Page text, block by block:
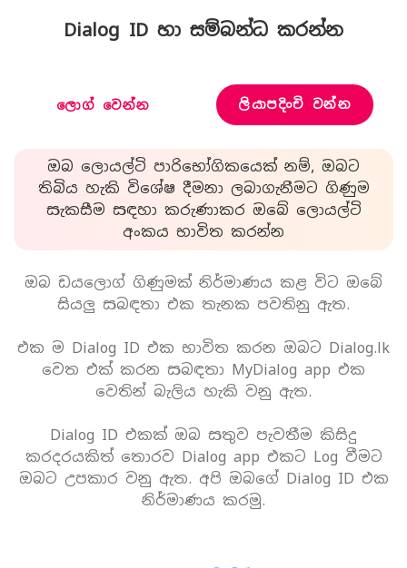
Dialog ID හා සම්බන්ධ කරන්න
ලොග් වෙන්න ලියාපදිංචි වන්න
ඔබ ලොයල්ටි පාරිභෝගිකයෙක් නම්, ඔබට
තිබිය හැකි විශේෂ දීමනා ලබාගැනීමට ගිණුම
සැකසීම සඳහා කරුණාකර ඔබේ ලොයල්ටි
අංකය භාවිත කරන්න
ඔබ ඩයලොග් ගිණුමක් නිර්මාණය කළ විට ඔබේ
සියලු සබඳතා එක තැනක පවතිනු ඇත.
එක ම Dialog ID එක භාවිත කරන ඔබට Dialog.lk
වෙත එක් කරන සබඳතා MyDialog app එක
වෙතින් බැලිය හැකි වනු ඇත.
Dialog ID එකක් ඔබ සතුව පැවතීම කිසිදු
කරදරයකිත් තොරව Dialog app එකට Log වීමට
ඔබට උපකාර වනු ඇත. අපි ඔබගේ Dialog ID එක
නිර්මාණය කරමු.